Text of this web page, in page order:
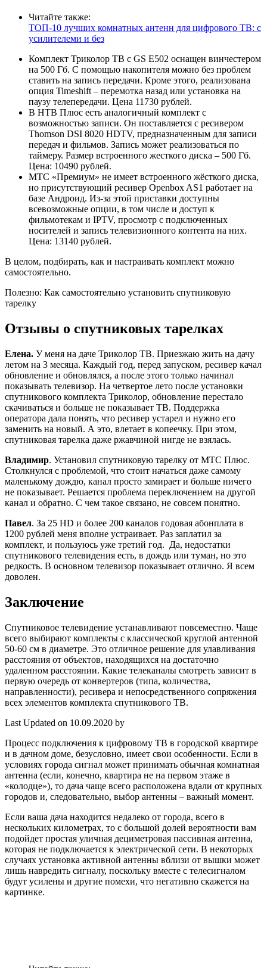
Читайте также:
ТОП-10 лучших комнатных антенн для цифрового ТВ: с
усилителеми и без
Комплект Триколор ТВ c GS E502 оснащен винчестером
на 500 Гб. С помощью накопителя можно без проблем
ставить на запись передачи. Кроме этого, реализована
опция Timeshift – перемотка назад или установка на
паузу телепередачи. Цена 11730 рублей.
В НТВ Плюс есть аналогичный комплект с
возможностью записи. Он поставляется с ресивером
Thomson DSI 8020 HDTV, предназначенным для записи
передач и фильмов. Запись может реализоваться по
таймеру. Размер встроенного жесткого диска – 500 Гб.
Цена: 10490 рублей.
МТС «Премиум» не имеет встроенного жёсткого диска,
но присутствующий ресивер Openbox AS1 работает на
базе Андроид. Из-за этой приставки доступны
всевозможные опции, в том числе и доступ к
фильмотекам и IPTV, просмотр с подключенных
носителей и запись телевизионного контента на них.
Цена: 13140 рублей.
В целом, подбирать, как и настраивать комплект можно
самостоятельно.
Полезно: Как самостоятельно установить спутниковую
тарелку
Отзывы о спутниковых тарелках
Елена. У меня на даче Триколор ТВ. Приезжаю жить на дачу
летом на 3 месяца. Каждый год, перед запуском, ресивер качал
обновление и обновлялся, а после этого только начинал
показывать телевизор. На четвертое лето после установки
спутникового комплекта Триколор, обновление перестало
скачиваться и больше не показывает ТВ. Поддержка
оператора дала понять, что ресивер устарел и нужно его
заменить на новый. А это, влетает в копеечку. При этом,
спутниковая тарелка даже ржавчиной нигде не взялась.
Владимир. Установил спутниковую тарелку от МТС Плюс.
Столкнулся с проблемой, что стоит начаться даже самому
маленькому дождю, канал просто замирает и больше ничего
не показывает. Решается проблема переключением на другой
канал и обратно. С чем такое связано, не совсем понятно.
Павел. За 25 HD и более 200 каналов годовая абонплата в
1200 рублей меня вполне устраивает. Раз заплатил за
комплект, и пользуюсь уже третий год. Да, недостатки
спутникового телевидения есть, в дождь или туман, но это
редкость. В основном телевизор показывает отлично. Я всем
доволен.
Заключение
Спутниковое телевидение устанавливают повсеместно. Чаще
всего выбирают комплекты с классической круглой антенной
50-60 см в диаметре. Это отличное решение для улавливания
расстояния от объектов, находящихся на достаточно
удаленном расстоянии. Какие телеканалы смотреть зависит в
первую очередь от конвертеров (типа, количества,
направленности), ресивера и непосредственного сопряжения
всех элементов комплекта спутникового ТВ.
Last Updated on 10.09.2020 by
Процесс подключения к цифровому ТВ в городской квартире
и в дачном доме, безусловно, имеет свои особенности. Если в
условиях города сигнал может принимать обычная комнатная
антенна (если, конечно, квартира не на первом этаже в
«колодце»), то дача чаще всего расположена вдали от крупных
городов и, следовательно, выбор антенны – важный момент.
Если ваша дача находится недалеко от города, всего в
нескольких километрах, то с большой долей вероятности вам
подойдет простая уличная дециметровая пассивная антенна,
которая не подключается к электрической сети. В некоторых
случаях установка активной антенны вблизи от вышки может
лишь навредить сигналу, поскольку вместе с телесигналом
будут усилены и другие помехи, что негативно скажется на
картинке.